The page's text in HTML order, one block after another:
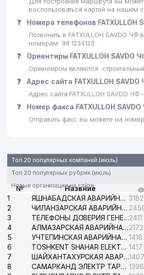
воспользоваться картой на нашем
❓ Номера телефонов FATXULLOH
Позвонить в FATXULLOH SAVDO ЧФ
номерам: 98 1234123
❓ Ориентиры FATXULLOH SAVDO
Ориентиром являются:
❓ Адрес сайта FATXULLOH SAVDO
Адрес сайта FATXULLOH SAVDO ЧФ
❓ Номер факса FATXULLOH
Отправить факс вы можете на
Топ 20 популярных компаний (июль)
Топ 20 популярных рубрик (июль)
Новые организации на сайте
№
Назвние
1
ЯШНАБАДСКАЯ АВАРИЙНАЯ СЛУЖБА ЭЛЕКТРОСЕТИ 3182
2
ЧИЛАНЗАРСКАЯ АВАРИЙНАЯ СЛУЖБА ЭЛЕКТРОСЕТИ
3
ТЕЛЕФОНЫ ДОВЕРИЯ ГЕНЕРАЛЬНОЙ ПРОКУРАТУРЫ РЕСПУБЛИКИ УЗБЕКИСТАН2411
4
АЛМАЗАРСКАЯ АВАРИЙНАЯ СЛУЖБА ЭЛЕКТРОСЕТИ2172
5
УЧТЕПИНСКАЯ АВАРИЙНАЯ СЛУЖБА ЭЛЕКТРОСЕТИ 1418
6
TOSHKENT SHAHAR ELEKTR TARMOQLARI KORXONASI АО 1417
7
ШАЙХАНТАХУРСКАЯ АВАРИЙНАЯ СЛУЖБА ЭЛЕКТРОСЕТИ1407
8
САМАРКАНД ЭЛЕКТР ТАРМОКЛАРИ АО 1398